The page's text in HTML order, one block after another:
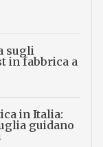
sugli
in fabbrica a
in Italia:
guidano